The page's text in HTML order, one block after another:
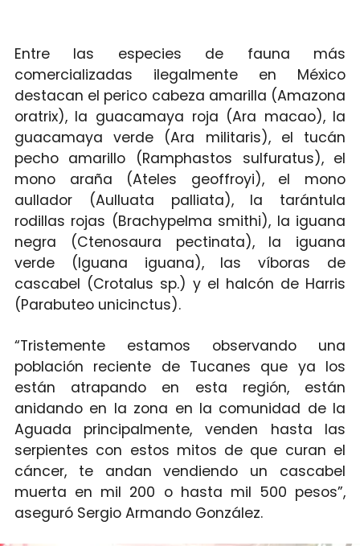
Entre las especies de fauna más
comercializadas ilegalmente en México
destacan el perico cabeza amarilla (Amazona
oratrix), la guacamaya roja (Ara macao), la
guacamaya verde (Ara militaris), el tucán
pecho amarillo (Ramphastos sulfuratus), el
mono araña (Ateles geoffroyi), el mono
aullador (Aulluata palliata), la tarántula
rodillas rojas (Brachypelma smithi), la iguana
negra (Ctenosaura pectinata), la iguana
verde (Iguana iguana), las víboras de
cascabel (Crotalus sp.) y el halcón de Harris
(Parabuteo unicinctus).
“Tristemente estamos observando una
población reciente de Tucanes que ya los
están atrapando en esta región, están
anidando en la zona en la comunidad de la
Aguada principalmente, venden hasta las
serpientes con estos mitos de que curan el
cáncer, te andan vendiendo un cascabel
muerta en mil 200 o hasta mil 500 pesos”,
aseguró Sergio Armando González.